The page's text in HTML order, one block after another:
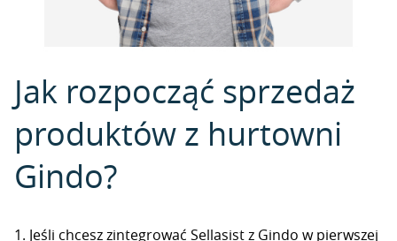
Jak rozpocząć sprzedaż
produktów z hurtowni
Gindo?
1. Jeśli chcesz zintegrować Sellasist z Gindo w pierwszej